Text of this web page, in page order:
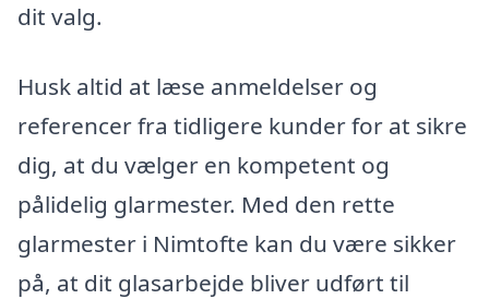
dit valg.
Husk altid at læse anmeldelser og
referencer fra tidligere kunder for at sikre
dig, at du vælger en kompetent og
pålidelig glarmester. Med den rette
glarmester i Nimtofte kan du være sikker
på, at dit glasarbejde bliver udført til